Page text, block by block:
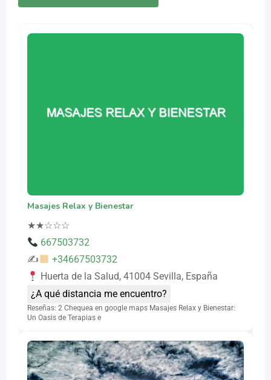
Masajes Relax y Bienestar
★★☆☆☆
667503732
✍
+34667503732
Huerta de la Salud, 41004 Sevilla, España
¿A qué distancia me encuentro?
Reseñas: 2 Chequea en google maps Masajes Relax y Bienestar:
Un Oasis de Terapias e